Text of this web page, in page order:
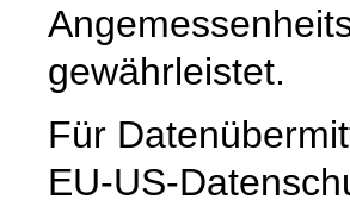
gewährleistet.
Für
EU-US-